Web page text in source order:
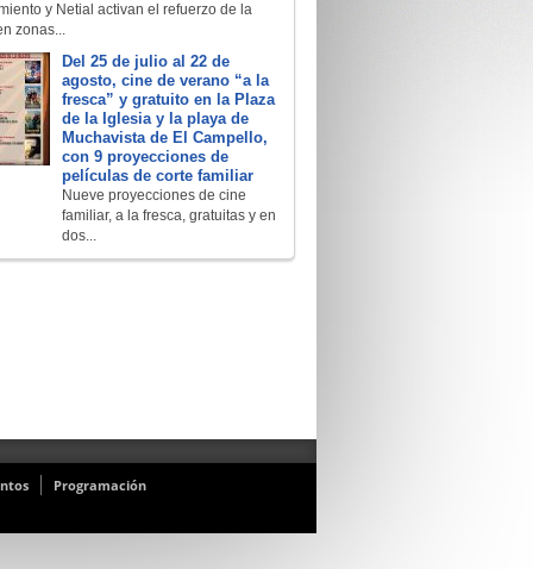
y Netial activan el refuerzo de la
zonas...
Del 25 de julio al 22 de
agosto, cine de verano “a la
fresca” y gratuito en la Plaza
de la Iglesia y la playa de
Muchavista de El Campello,
con 9 proyecciones de
películas de corte familiar
Nueve proyecciones de cine
familiar, a la fresca, gratuitas y en
dos...
Programación